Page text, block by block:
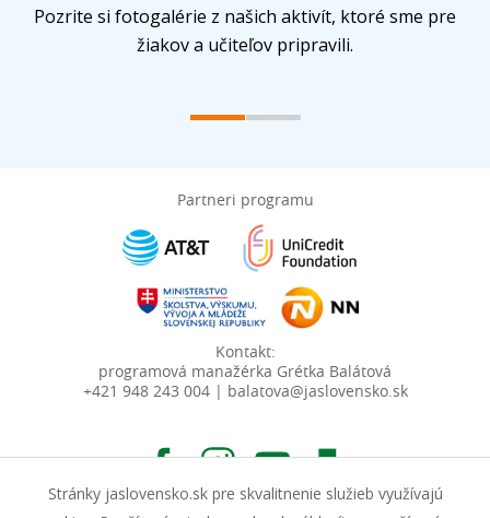
Pozrite si fotogalérie z našich aktivít, ktoré sme pre
žiakov a učiteľov pripravili.
Partneri programu
Kontakt:
programová manažérka Grétka Balátová
+421 948 243 004 | balatova@jaslovensko.sk
Stránky jaslovensko.sk pre skvalitnenie služieb využívajú